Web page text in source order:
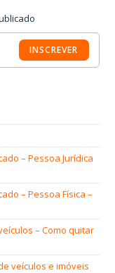
INSCREVER
– Pessoa Jurídica
– Pessoa Física –
– Como quitar
veículos e imóveis